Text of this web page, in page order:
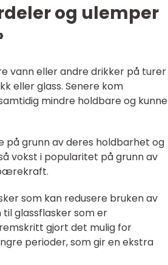
og ulemper
vann eller andre drikker på turer
eller glass. Senere kom
mindre holdbare og kunne
grunn av deres holdbarhet og
vokst i popularitet på grunn av
som kan redusere bruken av
glassflasker som er
gjort det mulig for
perioder, som gir en ekstra